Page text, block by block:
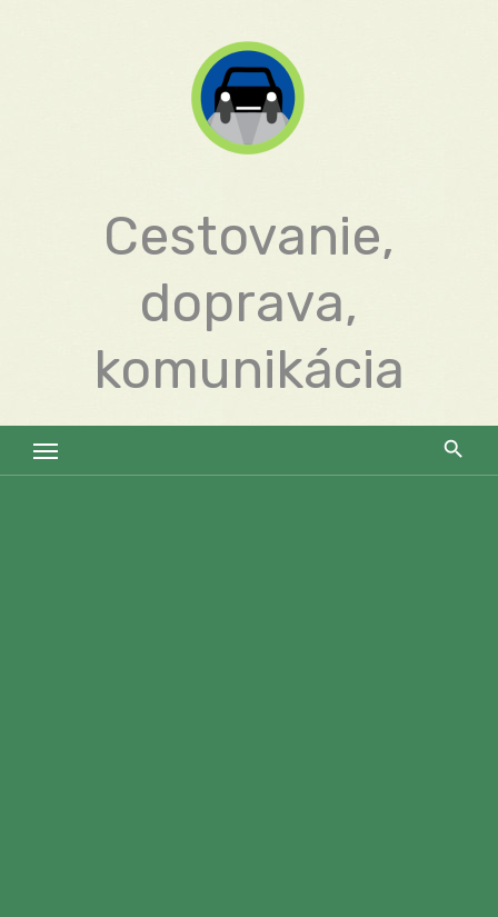
Cestovanie,
doprava,
komunikácia